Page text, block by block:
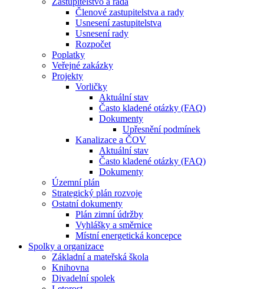
Členové zastupitelstva a rady
Usnesení zastupitelstva
Usnesení rady
Rozpočet
Poplatky
Veřejné zakázky
Projekty
Vorličky
Aktuální stav
Často kladené otázky (FAQ)
Dokumenty
Upřesnění podmínek
Kanalizace a ČOV
Aktuální stav
Často kladené otázky (FAQ)
Dokumenty
Územní plán
Strategický plán rozvoje
Ostatní dokumenty
Plán zimní údržby
Vyhlášky a směrnice
Místní energetická koncepce
Spolky a organizace
Základní a mateřská škola
Knihovna
Divadelní spolek